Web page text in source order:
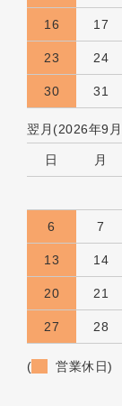
16 17
23 24
30 31
翌月(2026年9
日 月
6 7
13 14
20 21
27 28
( 営業休日)